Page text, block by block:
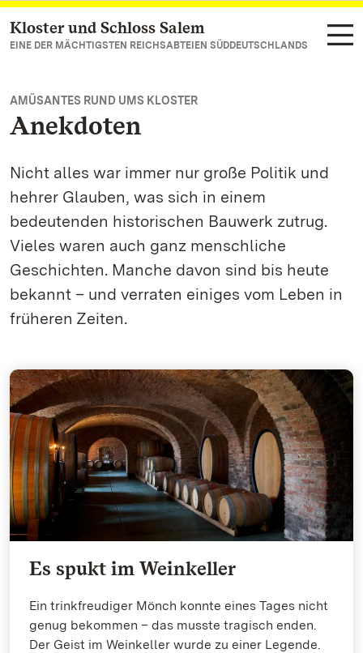
Zum Hauptinhalt springen
Kloster und Schloss Salem
EINE DER MÄCHTIGSTEN REICHSABTEIEN SÜDDEUTSCHLANDS
AMÜSANTES RUND UMS KLOSTER
Anekdoten
Nicht alles war immer nur große Politik und
hehrer Glauben, was sich in einem
bedeutenden historischen Bauwerk zutrug.
Vieles waren auch ganz menschliche
Geschichten. Manche davon sind bis heute
bekannt – und verraten einiges vom Leben in
früheren Zeiten.
Es spukt im Weinkeller
Ein trinkfreudiger Mönch konnte eines Tages nicht
genug bekommen – das musste tragisch enden.
Der Geist im Weinkeller wurde zu einer Legende.